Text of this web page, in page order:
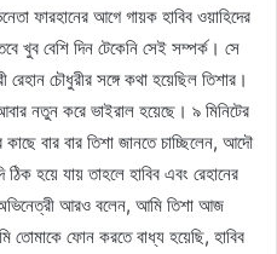
ফারহানের আগে গায়ক হাবিব ওয়াহিদের
খুব বেশি দিন টেকেনি সেই সম্পর্ক। সে
চৌধুরীর সঙ্গে কথা হয়েছিল তিশার।
নতুন করে ভাইরাল হয়েছে। ৯ মিনিটের
বার বার তিশা জানতে চাচ্ছিলেন, আদৌ
হয়ে যায় তাহলে হাবিব এবং রেহানের
অভিনেত্রী আরও বলেন, আমি তিশা আজ
তোমাকে ফোন করতে বাধ্য হয়েছি, হাবিব